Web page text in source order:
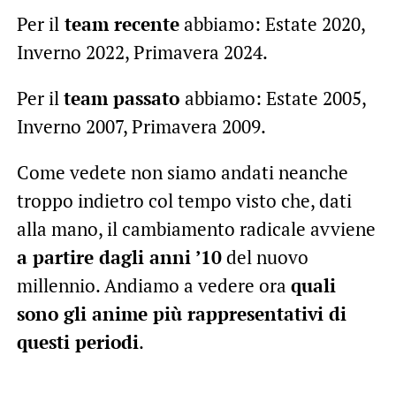
Per ilteam recenteabbiamo: Estate 2020,
Inverno 2022, Primavera 2024.
Per ilteam passato abbiamo: Estate 2005,
Inverno 2007, Primavera 2009.
Come vedete non siamo andati neanche
troppo indietro col tempo visto che, dati
alla mano, il cambiamento radicale avviene
a partire dagli anni ’10del nuovo
millennio. Andiamo a vedere ora quali
sono gli anime più rappresentativi di
questi periodi.